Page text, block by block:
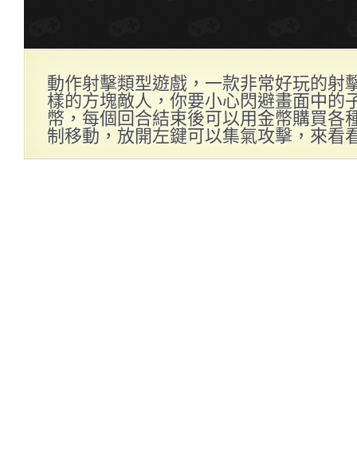
動作射擊類型遊戲，一款非常好玩的射
樣的方塊敵人，你要小心閃避畫面中的
幣，每個回合結束後可以用金幣購買各
制移動，放開左鍵可以集氣攻擊，來看